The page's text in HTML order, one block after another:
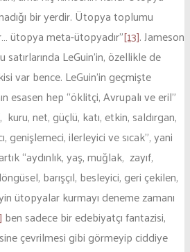
bir yerdir. Ütopya toplumu
ütopya meta-ütopyadır”[13]. Jameson
satırlarında LeGuin’in, özellikle de
var bence. LeGuin’in geçmişte
esasen hep “öklitçi, Avrupalı ve eril”
kuru, net, güçlü, katı, etkin, saldırgan,
genişlemeci, ilerleyici ve sıcak”, yani
“aydınlık, yaş, muğlak, zayıf,
barışçıl, besleyici, geri çekilen,
ütopyalar kurmayı deneme zamanı
ben sadece bir edebiyatçı fantazisi,
çevrilmesi gibi görmeyip ciddiye